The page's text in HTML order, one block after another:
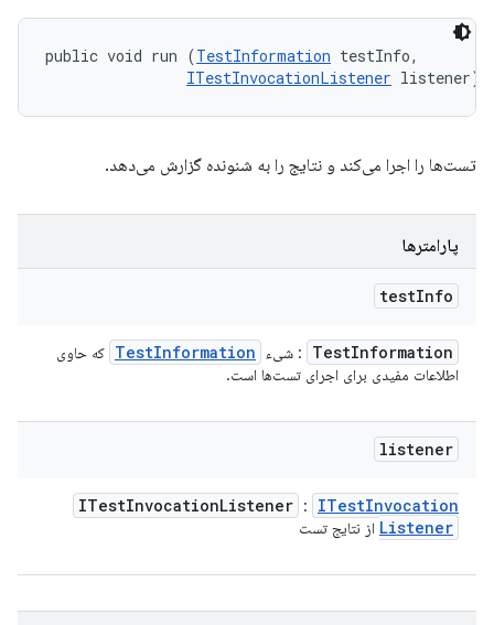
public void run (TestInformation testInfo,
ITestInvocationListener listener)
تست‌ها را اجرا می‌کند و نتایج را به شنونده گزارش می‌دهد.
پارامترها
testInfo
TestInformation : شیء TestInformation
که حاوی
اطلاعات مفیدی برای اجرای تست‌ها است.
listener
ITestInvocationListener : ITestInvocation
Listener از نتایج تست